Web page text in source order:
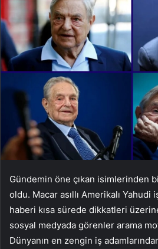
Gündemin öne çıkan isimlerinden
oldu. Macar asıllı Amerikalı Yahudi
haberi kısa sürede dikkatleri
sosyal medyada görenler arama
Dünyanın en zengin iş